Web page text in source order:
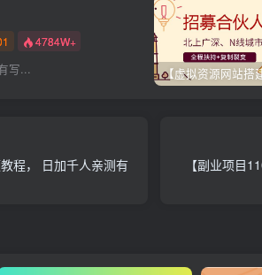
4784W+
写...
程， 日加千人亲测有
【副业项目